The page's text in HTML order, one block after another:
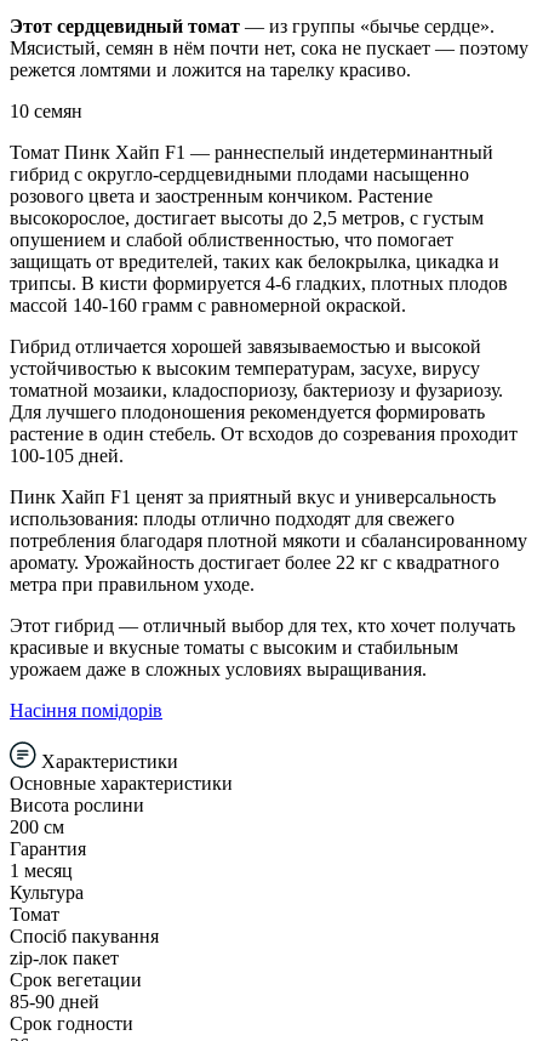
Этот сердцевидный томат — из группы «бычье сердце».
Мясистый, семян в нём почти нет, сока не пускает — поэтому
режется ломтями и ложится на тарелку красиво.
10 семян
Томат Пинк Хайп F1 — раннеспелый индетерминантный
гибрид с округло-сердцевидными плодами насыщенно
розового цвета и заостренным кончиком. Растение
высокорослое, достигает высоты до 2,5 метров, с густым
опушением и слабой облиственностью, что помогает
защищать от вредителей, таких как белокрылка, цикадка и
трипсы. В кисти формируется 4-6 гладких, плотных плодов
массой 140-160 грамм с равномерной окраской.
Гибрид отличается хорошей завязываемостью и высокой
устойчивостью к высоким температурам, засухе, вирусу
томатной мозаики, кладоспориозу, бактериозу и фузариозу.
Для лучшего плодоношения рекомендуется формировать
растение в один стебель. От всходов до созревания проходит
100-105 дней.
Пинк Хайп F1 ценят за приятный вкус и универсальность
использования: плоды отлично подходят для свежего
потребления благодаря плотной мякоти и сбалансированному
аромату. Урожайность достигает более 22 кг с квадратного
метра при правильном уходе.
Этот гибрид — отличный выбор для тех, кто хочет получать
красивые и вкусные томаты с высоким и стабильным
урожаем даже в сложных условиях выращивания.
Насіння помідорів
Характеристики
Основные характеристики
Висота рослини
200 см
Гарантия
1 месяц
Культура
Томат
Спосіб пакування
zip-лок пакет
Срок вегетации
85-90 дней
Срок годности